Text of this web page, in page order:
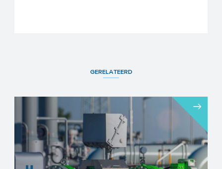
GERELATEERD